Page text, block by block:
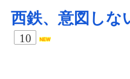
西鉄、意図しな
10